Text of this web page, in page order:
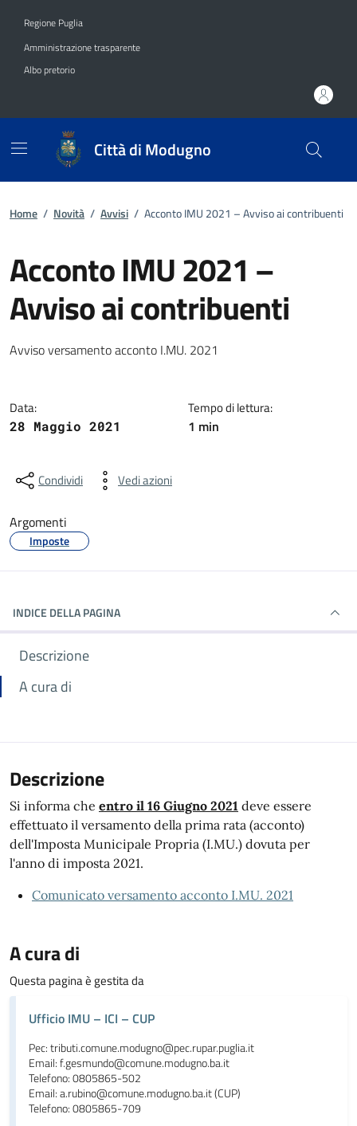
Regione Puglia
Amministrazione trasparente
Albo pretorio
Città di Modugno
Home / Novità / Avvisi / Acconto IMU 2021 – Avviso ai contribuenti
Acconto IMU 2021 –
Avviso ai contribuenti
Dettagli della notizia
Avviso versamento acconto I.MU. 2021
Data:
28 Maggio 2021
Tempo di lettura:
1 min
Condividi Vedi azioni
Argomenti
Imposte
INDICE DELLA PAGINA
Descrizione
A cura di
Descrizione
Si informa che entro il 16 Giugno 2021 deve essere
effettuato il versamento della prima rata (acconto)
dell'Imposta Municipale Propria (I.MU.) dovuta per
l'anno di imposta 2021.
Comunicato versamento acconto I.MU. 2021
A cura di
Questa pagina è gestita da
Ufficio IMU – ICI – CUP
Pec: tributi.comune.modugno@pec.rupar.puglia.it
Email: f.gesmundo@comune.modugno.ba.it
Telefono: 0805865-502
Email: a.rubino@comune.modugno.ba.it (CUP)
Telefono: 0805865-709